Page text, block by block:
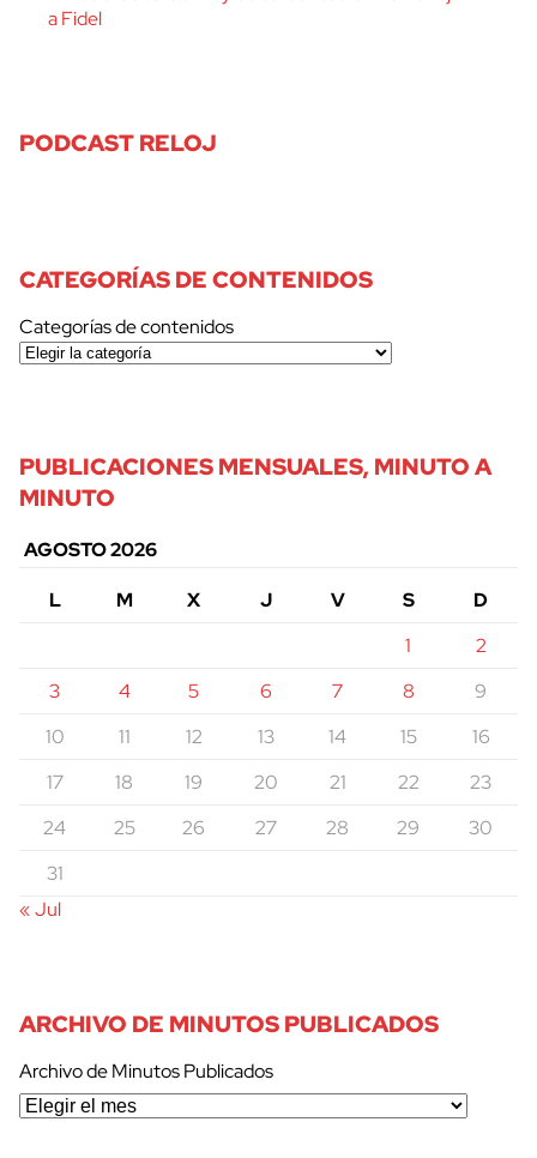
cerrar
a Fidel
PODCAST RELOJ
CATEGORÍAS DE CONTENIDOS
Categorías de contenidos
PUBLICACIONES MENSUALES, MINUTO A
MINUTO
AGOSTO 2026
L
M X J V S
D
1
2
3
4 5 6 7 8
9
10
11 12 13 14 15
16
17
18 19 20 21 22
23
24
25 26 27 28 29
30
31
« Jul
ARCHIVO DE MINUTOS PUBLICADOS
Archivo de Minutos Publicados